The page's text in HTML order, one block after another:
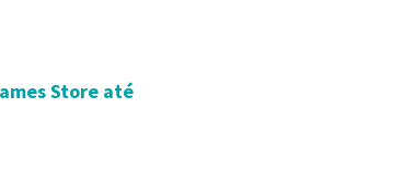
Store até